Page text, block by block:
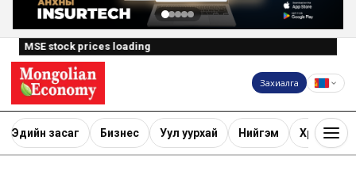
MSE stock prices loading
Захиалга
Эдийн засаг Бизнес Уул уурхай Нийгэм Хөрөнгө